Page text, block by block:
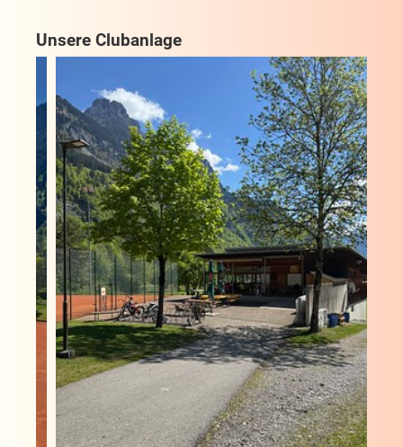
Unsere Clubanlage